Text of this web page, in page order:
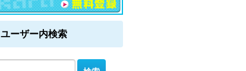
ユーザー内検索